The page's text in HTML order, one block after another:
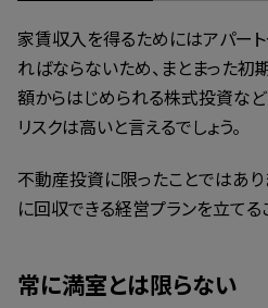
家賃収入を得るためにはアパー
ればならないため、まとまった初
額からはじめられる株式投資など
リスクは高いと言えるでしょう。
不動産投資に限ったことではあ
に回収できる経営プランを立てる
常に満室とは限らない